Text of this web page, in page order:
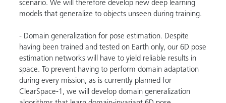
scenario. We will therefore develop new deep learning
models that generalize to objects unseen during training.
- Domain generalization for pose estimation. Despite
having been trained and tested on Earth only, our 6D pose
estimation networks will have to yield reliable results in
space. To prevent having to perform domain adaptation
during every mission, as is currently planned for
ClearSpace-1, we will develop domain generalization